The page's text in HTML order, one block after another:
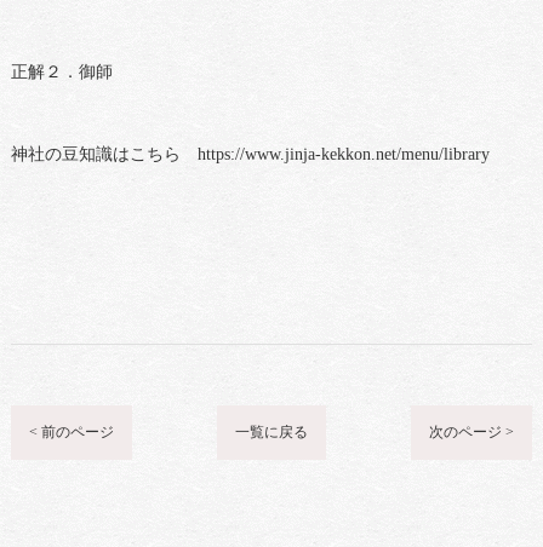
正解２．御師
神社の豆知識はこちら https://www.jinja-kekkon.net/menu/library
< 前のページ 一覧に戻る 次のページ >